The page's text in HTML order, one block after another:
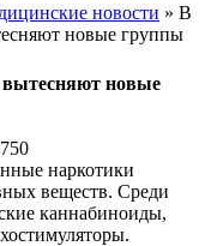
новости » В
новые группы
вытесняют новые
наркотики
веществ. Среди
каннабиноиды,